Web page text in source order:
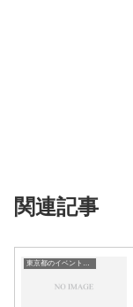
関連記事
東京都のイベント会場一覧